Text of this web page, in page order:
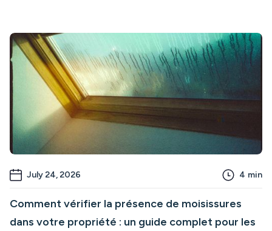
July 24, 2026 4 min
Comment vérifier la présence de moisissures
dans votre propriété : un guide complet pour les